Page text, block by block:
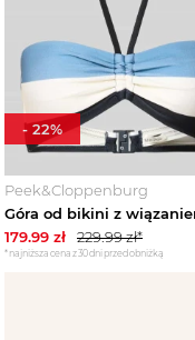
Peek&Cloppenburg
179.99 zł 229.99zł*
*najniższa cena z 30 dni przed obniżką
-22%